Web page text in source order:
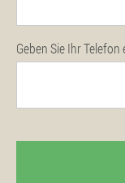
Geben Sie Ihr Telefon